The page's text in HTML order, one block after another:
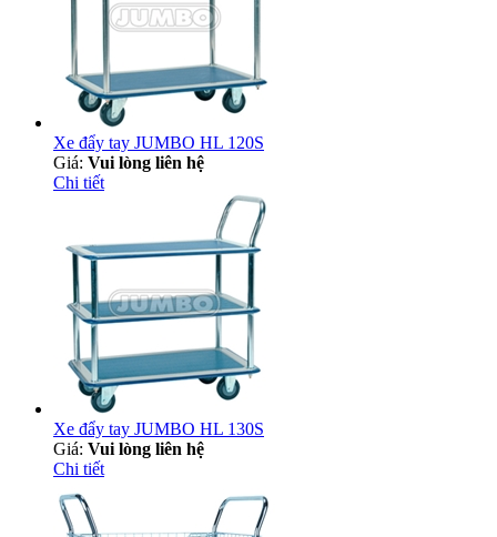
Xe đẩy tay JUMBO HL 120S
Giá: Vui lòng liên hệ
Chi tiết
Xe đẩy tay JUMBO HL 130S
Giá: Vui lòng liên hệ
Chi tiết